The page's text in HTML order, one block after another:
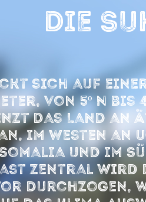
Die
sich auf
von 5º N bis
das Land an
im Westen an
und im
zentral wird
durchzogen,